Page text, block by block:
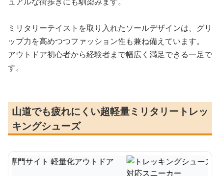
ミリタリーテイストを取り入れたソールデザインは、グリ
ップ力を高めつつファッション性も兼ね備えています。
アウトドア初心者から経験者まで幅広く満足できる一足で
す。
山道でも疲れにくい超軽量ミリタリートレッ
キングシューズ